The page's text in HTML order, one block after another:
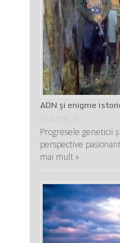
ADN şi enigme
01/07/2025
Progresele geneticii
perspective
mai mult »